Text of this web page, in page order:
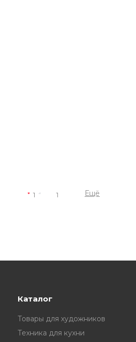
1 1 Ещё
Каталог
Товары для художников
Техника для кухни